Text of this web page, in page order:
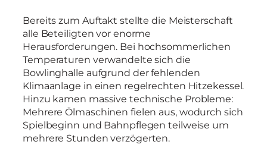
Bereits zum Auftakt stellte die Meisterschaft
alle Beteiligten vor enorme
Herausforderungen. Bei hochsommerlichen
Temperaturen verwandelte sich die
Bowlinghalle aufgrund der fehlenden
Klimaanlage in einen regelrechten Hitzekessel.
Hinzu kamen massive technische Probleme:
Mehrere Ölmaschinen fielen aus, wodurch sich
Spielbeginn und Bahnpflegen teilweise um
mehrere Stunden verzögerten.